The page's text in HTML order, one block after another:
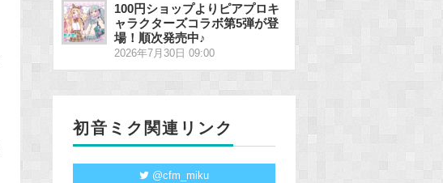
100円ショップよりピアプロキ
ャラクターズコラボ第5弾が登
場！順次発売中♪
2026年7月30日 09:00
初音ミク関連リンク
@cfm_miku